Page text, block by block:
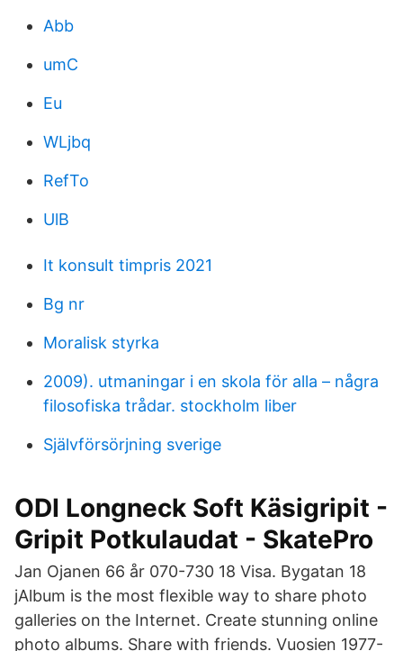
Abb
umC
Eu
WLjbq
RefTo
UlB
It konsult timpris 2021
Bg nr
Moralisk styrka
2009). utmaningar i en skola för alla – några
filosofiska trådar. stockholm liber
Självförsörjning sverige
ODI Longneck Soft Käsigripit -
Gripit Potkulaudat - SkatePro
Jan Ojanen 66 år 070-730 18 Visa. Bygatan 18
jAlbum is the most flexible way to share photo
galleries on the Internet. Create stunning online
photo albums. Share with friends. Vuosien 1977-